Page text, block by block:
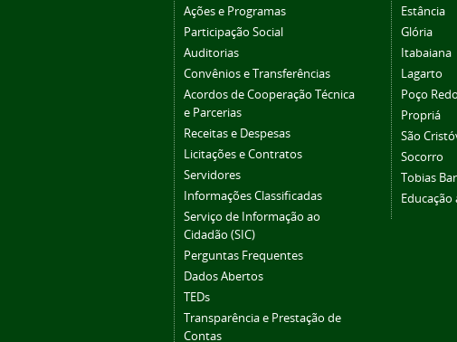
Ações e Programas
Participação Social
Auditorias
Convênios e Transferências
Acordos de Cooperação Técnica
e Parcerias
Receitas e Despesas
Licitações e Contratos
Servidores
Informações Classificadas
Serviço de Informação ao
Cidadão (SIC)
Perguntas Frequentes
Dados Abertos
TEDs
Transparência e Prestação de
Contas
Estância
Glória
Itabaiana
Lagarto
Poço
Propriá
São
Socorro
Tobias
Educação